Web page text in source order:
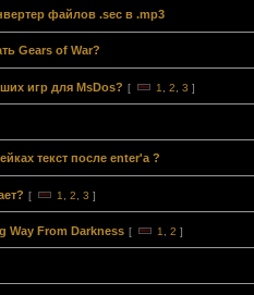
файлов .sec в .mp3
Gears of War?
игр для MsDos? [ 1 2 3 ]
текст после enter'а ?
[ 1 2 3 ]
Way From Darkness [ 1 2 ]